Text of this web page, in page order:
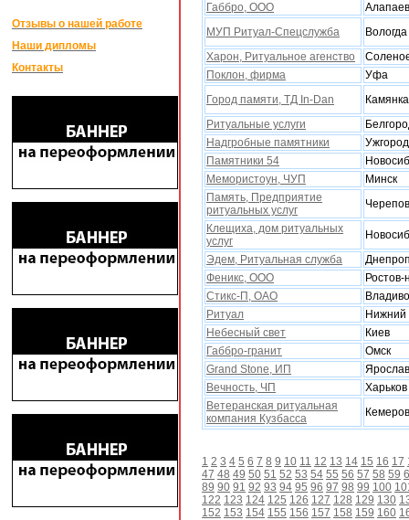
Отзывы о нашей работе
Наши дипломы
Контакты
Габбро, ООО
МУП Ритуал-Спецслужба
Вологда
Xарон, Ритуальное агенство
Поклон, фирма
Уфа
Город памяти, ТД In-Dan
Камянка
Ритуальные услуги
Надгробные памятники
Ужгород
Памятники 54
Мемористоун, ЧУП
Минск
Память, Предприятие
ритуальныx услуг
Клещиха, дом ритуальных
услуг
Эдем, Ритуальная служба
Феникс, ООО
Стикс-П, ОАО
Ритуал
Нижний
Небесный свет
Киев
Габбро-гранит
Омск
Grand Stone, ИП
Вечность, ЧП
Xарьков
Ветеранская ритуальная
компания Кузбасса
1 2 3 4 5 6 7 8 9 10 11 12 13 14 15 16 17
47 48 49 50 51 52 53 54 55 56 57 58 59
89 90 91 92 93 94 95 96 97 98 99 100
122 123 124 125 126 127 128 129 130
152 153 154 155 156 157 158 159 160